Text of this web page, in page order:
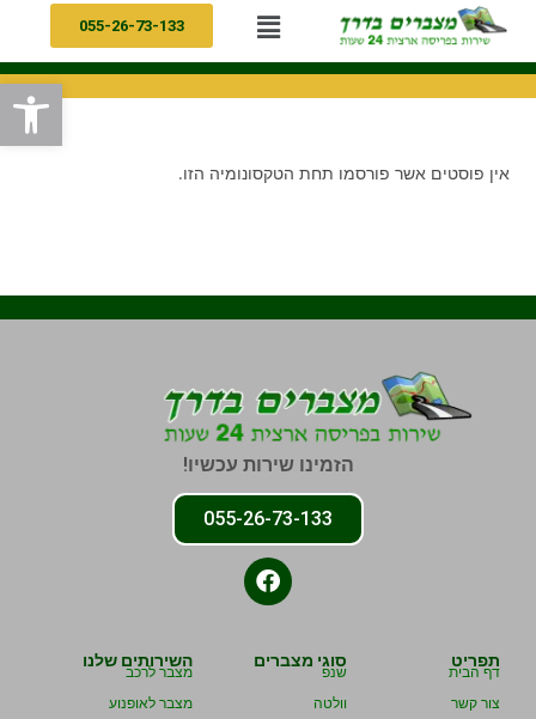
055-26-73-133
אין פוסטים אשר פורסמו תחת הטקסונומיה הזו.
הזמינו שירות עכשיו!
055-26-73-133
תפריט
דף הבית
צור קשר
סוגי מצברים
שנפ
וולטה
השירותים שלנו
מצבר לרכב
מצבר לאופנוע